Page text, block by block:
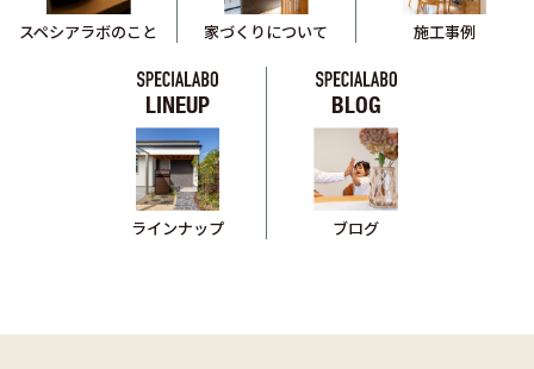
スペシアラボのこと 家づくりについて 施工事例
LINEUP
ラインナップ
BLOG
ブログ